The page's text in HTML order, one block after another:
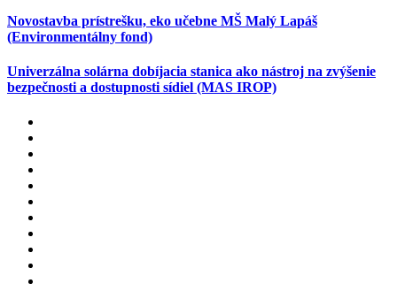
Novostavba prístrešku, eko učebne MŠ Malý Lapáš
(Environmentálny fond)
Univerzálna solárna dobíjacia stanica ako nástroj na zvýšenie
bezpečnosti a dostupnosti sídiel (MAS IROP)